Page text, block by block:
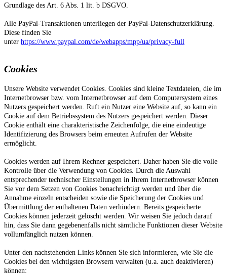
Grundlage des Art. 6 Abs. 1 lit. b DSGVO.
Alle PayPal-Transaktionen unterliegen der PayPal-Datenschutzerklärung.
Diese finden Sie
unter https://www.paypal.com/de/webapps/mpp/ua/privacy-full
Cookies
Unsere Website verwendet Cookies. Cookies sind kleine Textdateien, die im
Internetbrowser bzw. vom Internetbrowser auf dem Computersystem eines
Nutzers gespeichert werden. Ruft ein Nutzer eine Website auf, so kann ein
Cookie auf dem Betriebssystem des Nutzers gespeichert werden. Dieser
Cookie enthält eine charakteristische Zeichenfolge, die eine eindeutige
Identifizierung des Browsers beim erneuten Aufrufen der Website
ermöglicht.
Cookies werden auf Ihrem Rechner gespeichert. Daher haben Sie die volle
Kontrolle über die Verwendung von Cookies. Durch die Auswahl
entsprechender technischer Einstellungen in Ihrem Internetbrowser können
Sie vor dem Setzen von Cookies benachrichtigt werden und über die
Annahme einzeln entscheiden sowie die Speicherung der Cookies und
Übermittlung der enthaltenen Daten verhindern. Bereits gespeicherte
Cookies können jederzeit gelöscht werden. Wir weisen Sie jedoch darauf
hin, dass Sie dann gegebenenfalls nicht sämtliche Funktionen dieser Website
vollumfänglich nutzen können.
Unter den nachstehenden Links können Sie sich informieren, wie Sie die
Cookies bei den wichtigsten Browsern verwalten (u.a. auch deaktivieren)
können: